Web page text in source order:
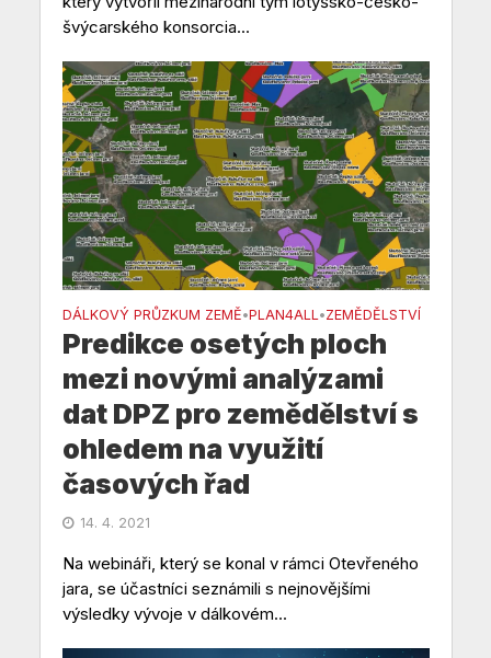
švýcarského konsorcia...
DÁLKOVÝ PRŮZKUM ZEMĚ•PLAN4ALL•ZEMĚDĚLSTVÍ
Predikce osetých ploch
mezi novými analýzami
dat DPZ pro zemědělství s
ohledem na využití
časových řad
14. 4. 2021
Na webináři, který se konal v rámci Otevřeného
jara, se účastníci seznámili s nejnovějšími
výsledky vývoje v dálkovém...